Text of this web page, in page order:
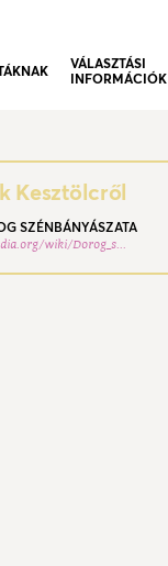
VÁLASZTÁSI
INFORMÁCIÓK
Kesztölcről
SZÉNBÁNYÁSZATA
wiki/Dorog_s...